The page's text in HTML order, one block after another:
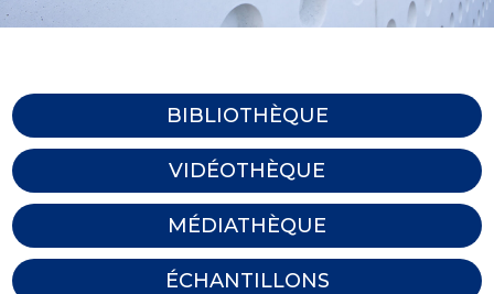
BIBLIOTHÈQUE
VIDÉOTHÈQUE
MÉDIATHÈQUE
ÉCHANTILLONS